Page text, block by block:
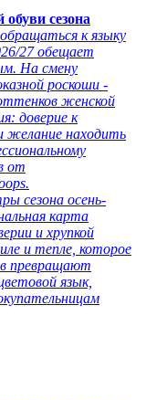
сезона
к языку
27 обещает
На смену
роскоши -
женской
доверие к
желание находить
от
сезона осень-
карта
и хрупкой
и тепле, которое
превращают
язык,